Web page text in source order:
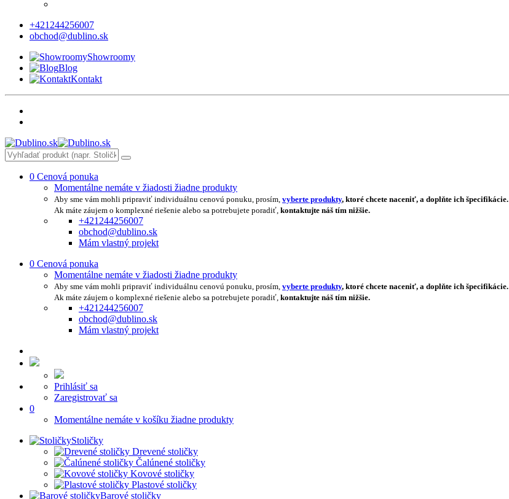
+421244256007
obchod@dublino.sk
Showroomy
Blog
Kontakt
0 Cenová ponuka
Momentálne nemáte v žiadosti žiadne produkty
Aby sme vám mohli pripraviť individuálnu cenovú ponuku, prosím, vyberte produkty, ktoré chcete naceniť, a doplňte ich špecifikácie.
Ak máte záujem o komplexné riešenie alebo sa potrebujete poradiť, kontaktujte náš tím nižšie.
+421244256007
obchod@dublino.sk
Mám vlastný projekt
0 Cenová ponuka
Momentálne nemáte v žiadosti žiadne produkty
Aby sme vám mohli pripraviť individuálnu cenovú ponuku, prosím, vyberte produkty, ktoré chcete naceniť, a doplňte ich špecifikácie.
Ak máte záujem o komplexné riešenie alebo sa potrebujete poradiť, kontaktujte náš tím nižšie.
+421244256007
obchod@dublino.sk
Mám vlastný projekt
Prihlásiť sa
Zaregistrovať sa
0
Momentálne nemáte v košíku žiadne produkty
Stoličky
Drevené stoličky
Čalúnené stoličky
Kovové stoličky
Plastové stoličky
Barové stoličky